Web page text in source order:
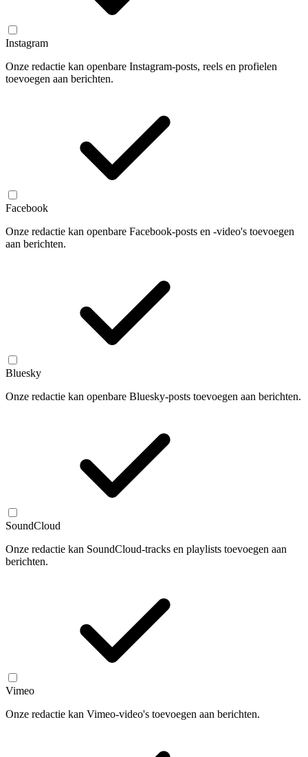
Instagram
Onze redactie kan openbare Instagram-posts, reels en profielen
toevoegen aan berichten.
Facebook
Onze redactie kan openbare Facebook-posts en -video's toevoegen
aan berichten.
Bluesky
Onze redactie kan openbare Bluesky-posts toevoegen aan berichten.
SoundCloud
Onze redactie kan SoundCloud-tracks en playlists toevoegen aan
berichten.
Vimeo
Onze redactie kan Vimeo-video's toevoegen aan berichten.